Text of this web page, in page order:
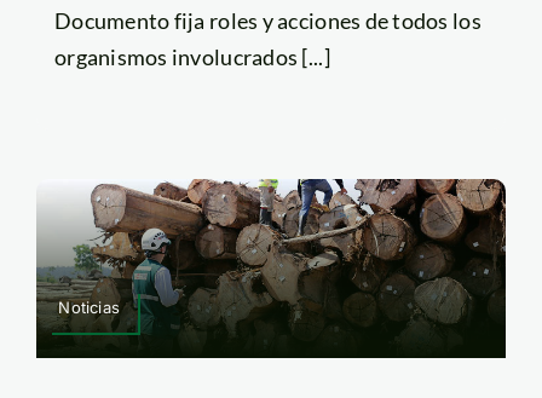
Documento fija roles y acciones de todos los
organismos involucrados [...]
Noticias